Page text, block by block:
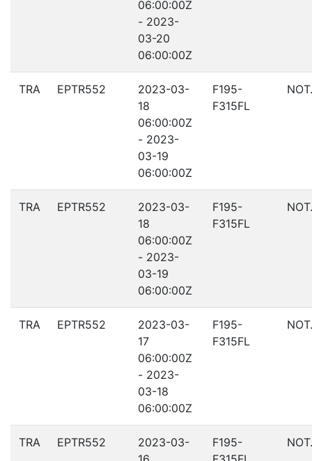
06:00:00Z
- 2023-
03-20
06:00:00Z
TRA EPTR552
2023-03-
18
06:00:00Z
- 2023-
03-19
06:00:00Z
F195-
F315FL
TRA EPTR552
2023-03-
18
06:00:00Z
- 2023-
03-19
06:00:00Z
F195-
F315FL
TRA EPTR552
2023-03-
17
06:00:00Z
- 2023-
03-18
06:00:00Z
F195-
F315FL
TRA EPTR552
2023-03-
F195-